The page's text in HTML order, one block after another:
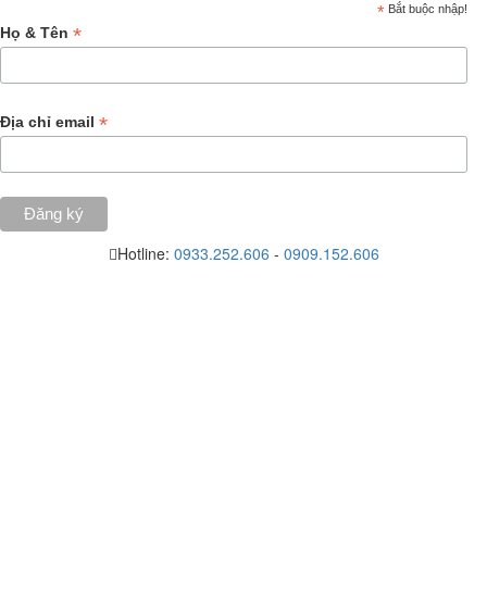
* Bắt buộc nhập!
Họ & Tên *
Địa chỉ email *
Hotline: 0933.252.606 - 0909.152.606